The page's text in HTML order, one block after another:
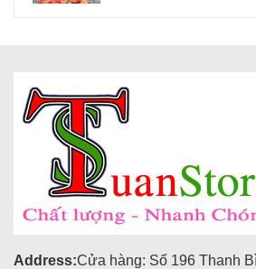
Address:Cửa hàng: Số 196 Thanh